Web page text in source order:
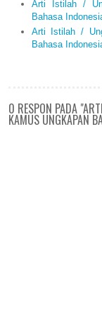
Arti Istilah /
Bahasa
Arti Istilah /
Bahasa
0 RESPON PADA
KAMUS UNGKAPAN